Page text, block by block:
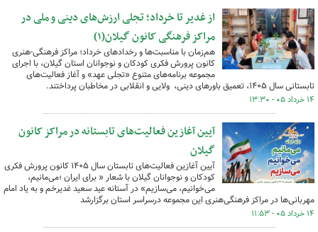
از غدیر تا خرداد؛ تجلی ارزش‌های دینی و ملی در
مراکز فرهنگی کانون گیلان(۱)
هم‌زمان با مناسبت‌ها و رخدادهای خرداد؛ مراکز فرهنگی-هنری
کانون پرورش فکری کودکان و نوجوانان استان گیلان، با اجرای
مجموعه برنامه‌های متنوع «تجلی عهد» و آغاز فعالیت‌های
تابستانی سال ۱۴۰۵، تعمیق باورهای دینی، ولایی و انقلابی در مخاطبان پرداختند.
۱۴ خرداد ۰۵ - ۱۳:۳۰
آیین آغازین فعالیت‌های تابستانه در مراکز کانون
گیلان
آیین آغازین فعالیت‌های تابستان سال ۱۴۰۵ کانون پرورش فکری
کودکان و نوجوانان گیلان با شعار « برای ایران ؛می‌مانیم،
می‌خوانیم، می‌سازیم» در آستانه عید سعید غدیرخم و به یاد امام
مهربانی‌ها در مراکز فرهنگی‌هنری این مجموعه درسراسر استان برگزارشد
۱۴ خرداد ۰۵ - ۱۱:۵۳